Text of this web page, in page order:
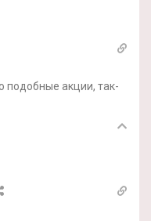
подобные акции, так-